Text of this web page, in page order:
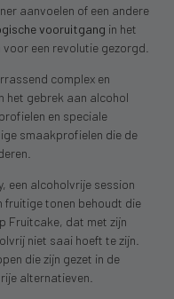
aanvoelen of een andere
vooruitgang in het
een revolutie gezorgd.
complex en
het gebrek aan alcohol
en speciale
smaakprofielen die de
een alcoholvrije session
fruitige tonen behoudt die
Fruitcake, dat met zijn
niet saai hoeft te zijn.
die zijn gezet in de
alternatieven.